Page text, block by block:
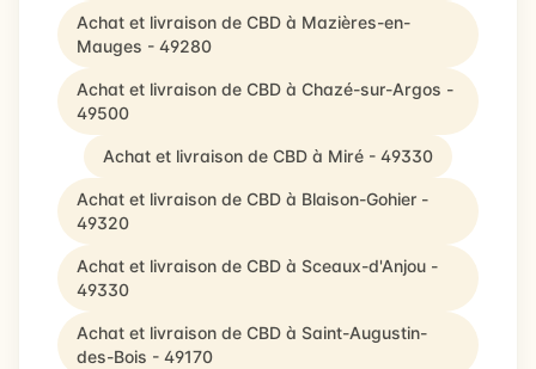
Achat et livraison de CBD à Mazières-en-
Mauges - 49280
Achat et livraison de CBD à Chazé-sur-Argos -
49500
Achat et livraison de CBD à Miré - 49330
Achat et livraison de CBD à Blaison-Gohier -
49320
Achat et livraison de CBD à Sceaux-d'Anjou -
49330
Achat et livraison de CBD à Saint-Augustin-
des-Bois - 49170